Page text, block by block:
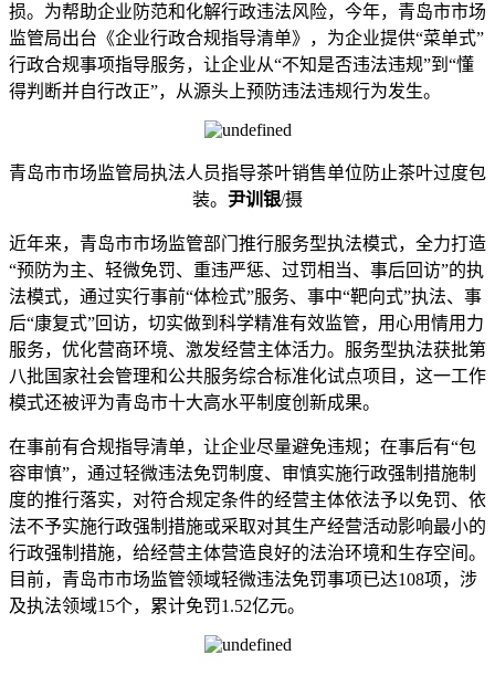
损。为帮助企业防范和化解行政违法风险，今年，青岛市市场
监管局出台《企业行政合规指导清单》，为企业提供“菜单式”
行政合规事项指导服务，让企业从“不知是否违法违规”到“懂
得判断并自行改正”，从源头上预防违法违规行为发生。
青岛市市场监管局执法人员指导茶叶销售单位防止茶叶过度包
装。 尹训银/摄
近年来，青岛市市场监管部门推行服务型执法模式，全力打造
“预防为主、轻微免罚、重违严惩、过罚相当、事后回访”的执
法模式，通过实行事前“体检式”服务、事中“靶向式”执法、事
后“康复式”回访，切实做到科学精准有效监管，用心用情用力
服务，优化营商环境、激发经营主体活力。服务型执法获批第
八批国家社会管理和公共服务综合标准化试点项目，这一工作
模式还被评为青岛市十大高水平制度创新成果。
在事前有合规指导清单，让企业尽量避免违规；在事后有“包
容审慎”，通过轻微违法免罚制度、审慎实施行政强制措施制
度的推行落实，对符合规定条件的经营主体依法予以免罚、依
法不予实施行政强制措施或采取对其生产经营活动影响最小的
行政强制措施，给经营主体营造良好的法治环境和生存空间。
目前，青岛市市场监管领域轻微违法免罚事项已达108项，涉
及执法领域15个，累计免罚1.52亿元。